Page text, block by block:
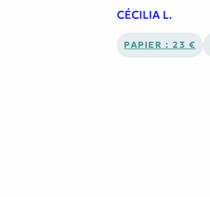
CÉCILIA L.
PAPIER : 23 €